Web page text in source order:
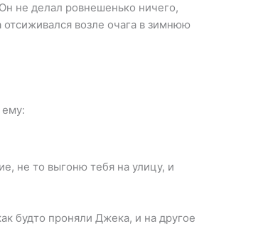
не делал ровнешенько ничего,
возле очага в зимнюю
ему:
не то выгоню тебя на улицу, и
будто проняли Джека, и на другое